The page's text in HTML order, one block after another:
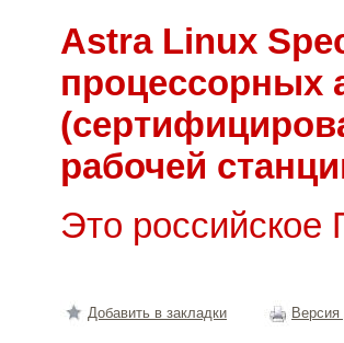
Astra Linux
процессорных
рабочей
Это российское
Добавить в закладки Версия